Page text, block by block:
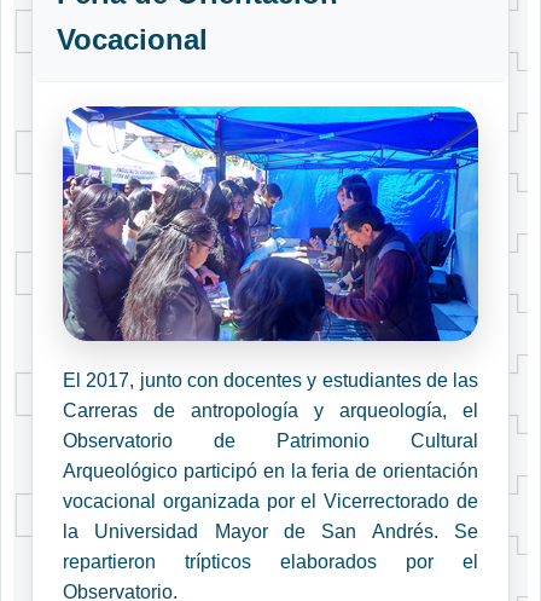
Vocacional
El 2017, junto con docentes y estudiantes de las
Carreras de antropología y arqueología, el
Observatorio de Patrimonio Cultural
Arqueológico participó en la feria de orientación
vocacional organizada por el Vicerrectorado de
la Universidad Mayor de San Andrés. Se
repartieron trípticos elaborados por el
Observatorio.